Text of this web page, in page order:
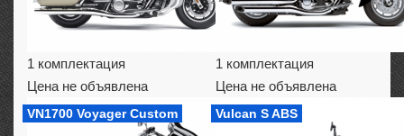
1 комплектация
Цена не объявлена
1 комплектация
Цена не объявлена
VN1700 Voyager Custom Vulcan S ABS